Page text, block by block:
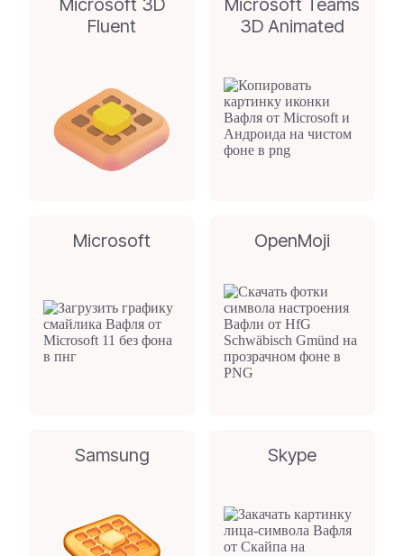
Microsoft 3D
Fluent
Microsoft Teams
3D Animated
Microsoft OpenMoji
Samsung Skype